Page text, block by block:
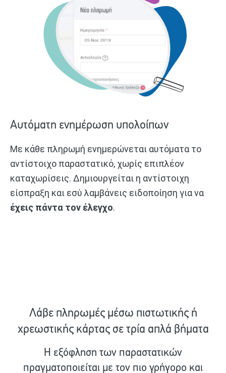
Αυτόματη ενημέρωση υπολοίπων
Με κάθε πληρωμή ενημερώνεται αυτόματα το
αντίστοιχο παραστατικό, χωρίς επιπλέον
καταχωρίσεις. Δημιουργείται η αντίστοιχη
είσπραξη και εσύ λαμβάνεις ειδοποίηση για να
έχεις πάντα τον έλεγχο.
Λάβε πληρωμές μέσω πιστωτικής ή
χρεωστικής κάρτας σε τρία απλά βήματα
Η εξόφληση των παραστατικών
πραγματοποιείται με τον πιο γρήγορο και